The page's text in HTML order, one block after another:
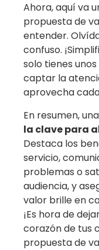
Ahora, aquí va
propuesta de
entender.
confuso.
solo tienes
captar la
aprovecha
En resumen,
la clave para
Destaca los
servicio,
problemas o
audiencia, y
valor brille en
¡Es hora de
corazón de tus
propuesta de